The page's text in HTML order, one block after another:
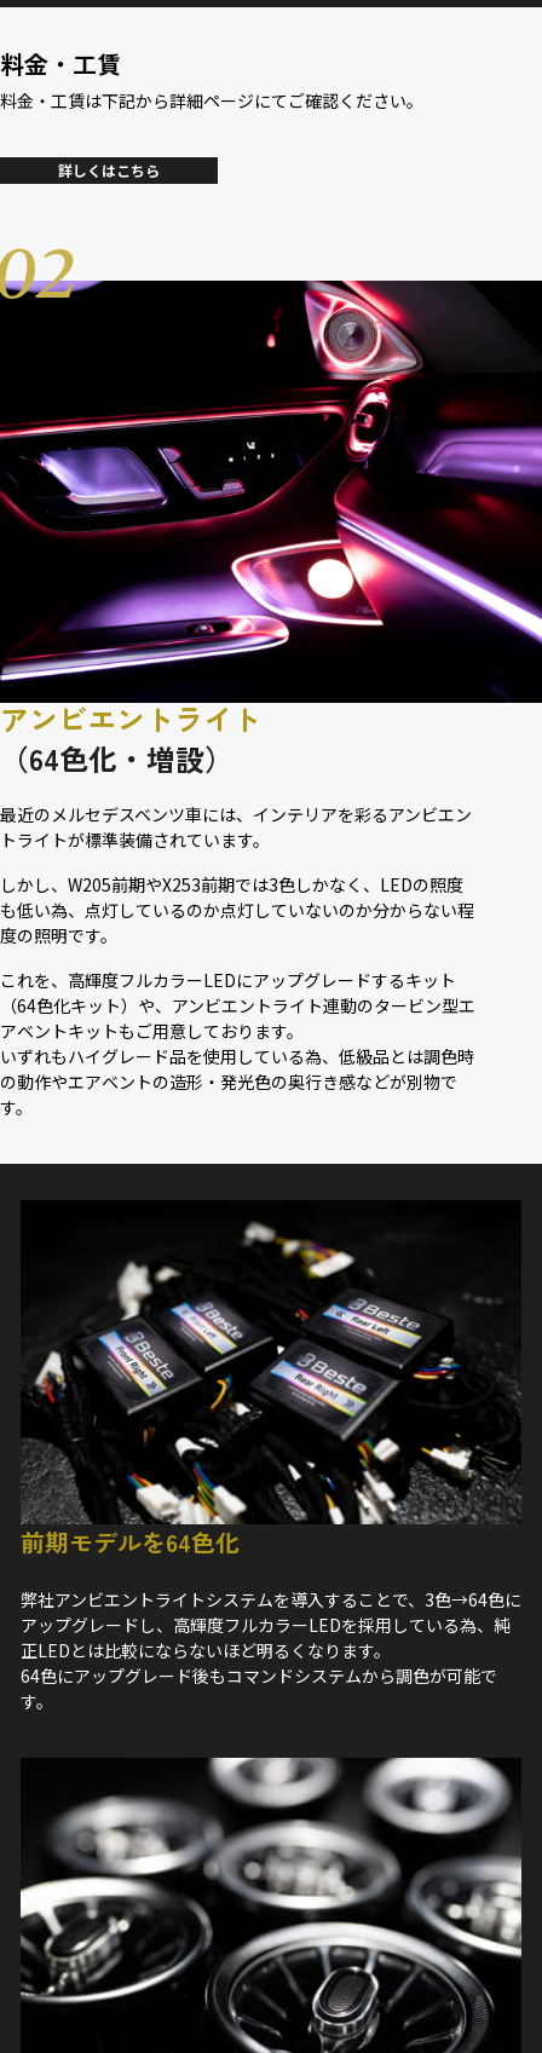
料金・工賃
料金・工賃は下記から詳細ページにてご確認ください。
詳しくはこちら
アンビエントライト
（64色化・増設）
最近のメルセデスベンツ車には、インテリアを彩るアンビエン
トライトが標準装備されています。
しかし、W205前期やX253前期では3色しかなく、LEDの照度
も低い為、点灯しているのか点灯していないのか分からない程
度の照明です。
これを、高輝度フルカラーLEDにアップグレードするキット
（64色化キット）や、アンビエントライト連動のタービン型エ
アベントキットもご用意しております。
いずれもハイグレード品を使用している為、低級品とは調色時
の動作やエアベントの造形・発光色の奥行き感などが別物で
す。
前期モデルを64色化
弊社アンビエントライトシステムを導入することで、3色→64色に
アップグレードし、高輝度フルカラーLEDを採用している為、純
正LEDとは比較にならないほど明るくなります。
64色にアップグレード後もコマンドシステムから調色が可能で
す。